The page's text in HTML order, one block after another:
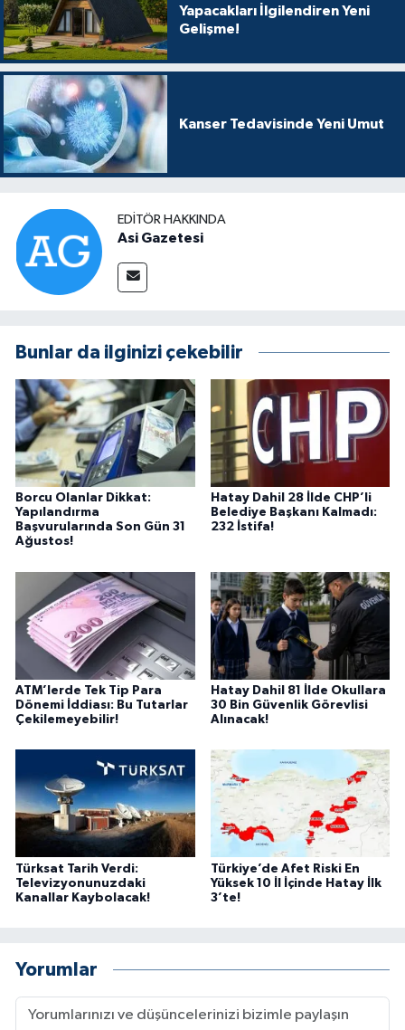
Yapacakları İlgilendiren Yeni
Gelişme!
Kanser Tedavisinde Yeni Umut
EDITÖR HAKKINDA
Asi Gazetesi
Bunlar da ilginizi çekebilir
Borcu Olanlar Dikkat:
Yapılandırma
Başvurularında Son Gün 31
Ağustos!
Hatay Dahil 28 İlde CHP’li
Belediye Başkanı Kalmadı:
232 İstifa!
ATM’lerde Tek Tip Para
Dönemi İddiası: Bu Tutarlar
Çekilemeyebilir!
Hatay Dahil 81 İlde Okullara
30 Bin Güvenlik Görevlisi
Alınacak!
Türksat Tarih Verdi:
Televizyonunuzdaki
Kanallar Kaybolacak!
Türkiye’de Afet Riski En
Yüksek 10 İl İçinde Hatay İlk
3’te!
Yorumlar